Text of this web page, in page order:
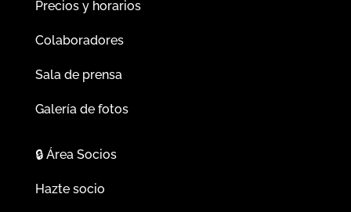
Precios y horarios
Colaboradores
Sala de prensa
Galería de fotos
🔒Área Socios
Hazte socio